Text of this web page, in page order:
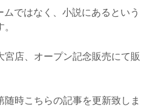
ムではなく、小説にあるという
店、オープン記念販売にて販
時こちらの記事を更新致しま